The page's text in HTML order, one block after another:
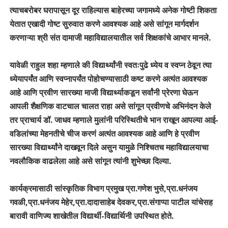
त्याचबरोबर घरापासून दूर राहिल्यास बाहेरच्या जगामध्ये अनेक गोष्टी शिकता
येतात एखादी गोष्ट सुरुवात करणे आवश्यक आहे असे सांगून मार्गदर्शन
करणाऱ्या श्री संत दामाजी महाविद्यालयातील सर्व शिक्षकांचे आभार मानले.
यावेळी राहुल शहा म्हणाले की विद्यार्थ्यांनी स्वतःपुढे ध्येय व स्वप्न ठेवून त्या
ध्येयापर्यंत आणि स्वप्नापर्यंत पोहोचण्यासाठी कष्ट करणे अत्यंत आवश्यक
आहे आणि प्रवीण सारख्या माजी विद्यार्थ्याकडून सर्वांनी प्रेरणा घेऊन
आपली शैक्षणिक वाटचाल चालत राहा असे सांगून प्रवीणचे अभिनंदन केले
तर प्राचार्य डॉ. जाधव म्हणाले मुलांनी परिस्थितीचे भान राखून आपल्या आई-
वडिलांच्या मेहनतीचे चीज करणं अत्यंत आवश्यक आहे आणि हे प्रवीण
सारख्या विद्यार्थ्यांने दाखवून दिले असुन यामुळे निश्चितच महाविद्यालयाचा
नवलौकिक वाढलेला आहे असे सांगून त्यांनी शुभेच्छा दिल्या.
कार्यक्रमासाठी सांस्कृतिक विभाग प्रमुख प्रा.गणेश भुसे,प्रा.धनंजय
गवळी,प्रा.धनंजय मेहेर,प्रा.दादासाहेब देवकर,प्रा.संगाप्पा पाटील यांचेसह
बारावी वाणिज्य शाखेतील विद्यार्थी-विद्यार्थिनी उपस्थित होते.